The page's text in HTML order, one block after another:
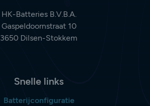
HK-Batteries B.V.B.A.
Gaspeldoornstraat 10
3650 Dilsen-Stokkem
Snelle links
Batterijconfiguratie